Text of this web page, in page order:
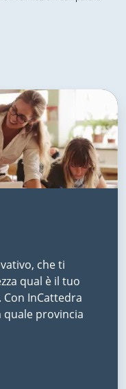
che ti
qual è il tuo
InCattedra
provincia